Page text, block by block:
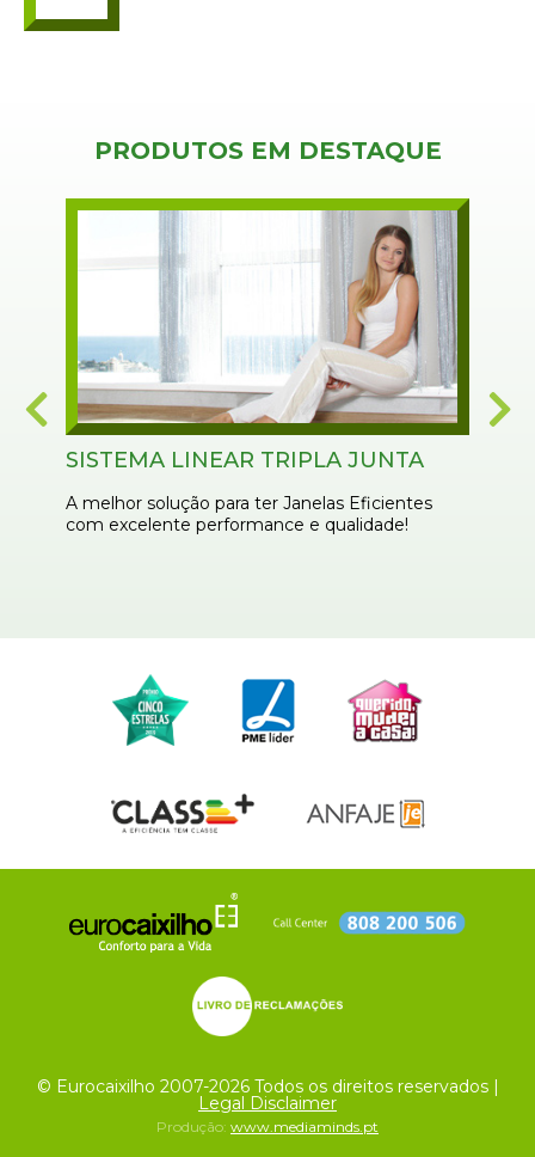
PRODUTOS EM DESTAQUE
SISTEMA LINEAR TRIPLA JUNTA
A melhor solução para ter Janelas Eficientes
com excelente performance e qualidade!
© Eurocaixilho 2007-2026 Todos os direitos reservados |
Legal Disclaimer
Produção: www.mediaminds.pt